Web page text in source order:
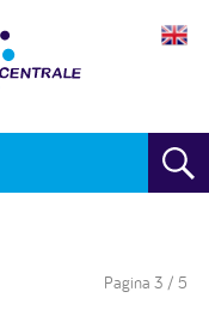
Pagina 3 / 5